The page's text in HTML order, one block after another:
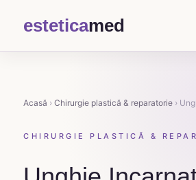
esteticamed
Acasă › Chirurgie plastică & reparatorie ›
CHIRURGIE PLASTICĂ &